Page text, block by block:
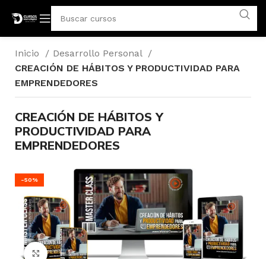
Inicio
Desarrollo Personal
CREACIÓN DE HÁBITOS Y PRODUCTIVIDAD PARA
EMPRENDEDORES
CREACIÓN DE HÁBITOS Y
PRODUCTIVIDAD PARA
EMPRENDEDORES
-50%
Click para agrandar